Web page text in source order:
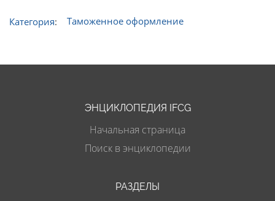
Категория: Таможенное оформление
ЭНЦИКЛОПЕДИЯ IFCG
Начальная страница
Поиск в энциклопедии
РАЗДЕЛЫ